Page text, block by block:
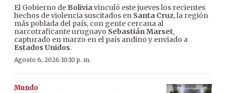
El Gobierno de Boliviavinculó este jueves los recientes
hechos de violencia suscitados en Santa Cruz, la región
más poblada del país, con gente cercana al
narcotraficante uruguayo Sebastián Marset,
capturado en marzo en el país andino y enviado a
Estados Unidos.
Agosto 6, 2026 10:10 p. m.
Mundo